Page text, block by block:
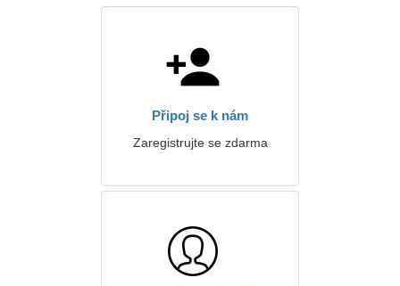
Připoj se k nám
Zaregistrujte se zdarma